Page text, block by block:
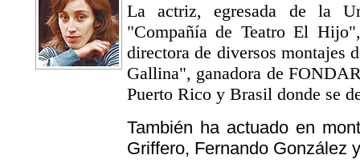
La actriz, egresada de la
"Compañía de Teatro El
directora de diversos montajes
Gallina", ganadora de
Puerto Rico y Brasil donde se
También ha actuado en
Griffero, Fernando González